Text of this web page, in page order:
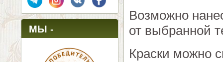
МЫ -
ПОБЕДИТЕЛИ!
Возможно
от выбранной
Краски можно